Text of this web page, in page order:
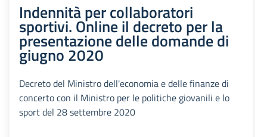
Indennità per collaboratori
sportivi. Online il decreto per la
presentazione delle domande di
giugno 2020
Decreto del Ministro dell'economia e delle finanze di
concerto con il Ministro per le politiche giovanili e lo
sport del 28 settembre 2020